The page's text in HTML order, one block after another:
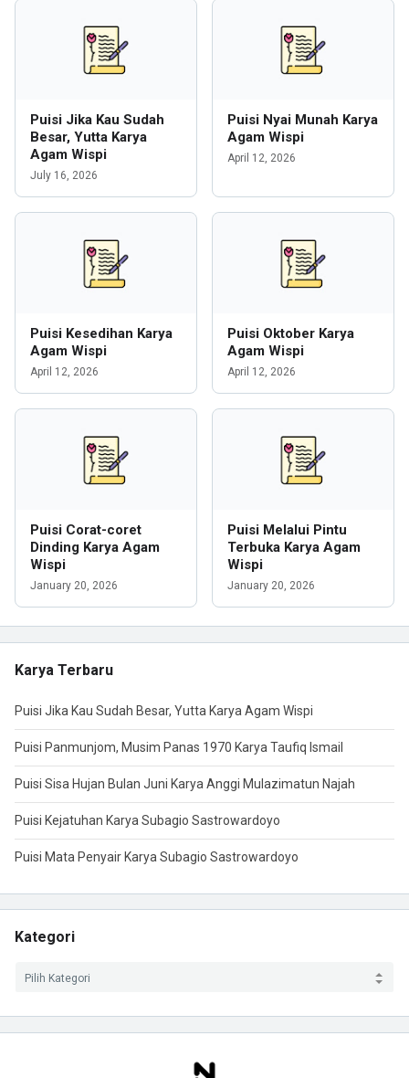
Puisi Jika Kau Sudah
Besar, Yutta Karya
Agam Wispi
July 16, 2026
Puisi Nyai Munah Karya
Agam Wispi
April 12, 2026
Puisi Kesedihan Karya
Agam Wispi
April 12, 2026
Puisi Oktober Karya
Agam Wispi
April 12, 2026
Puisi Corat-coret
Dinding Karya Agam
Wispi
January 20, 2026
Puisi Melalui Pintu
Terbuka Karya Agam
Wispi
January 20, 2026
Karya Terbaru
Puisi Jika Kau Sudah Besar, Yutta Karya Agam Wispi
Puisi Panmunjom, Musim Panas 1970 Karya Taufiq Ismail
Puisi Sisa Hujan Bulan Juni Karya Anggi Mulazimatun Najah
Puisi Kejatuhan Karya Subagio Sastrowardoyo
Puisi Mata Penyair Karya Subagio Sastrowardoyo
Kategori